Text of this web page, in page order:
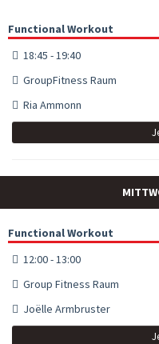
Functional Workout
18:45 - 19:40
GroupFitness Raum
Ria Ammonn
Functional Workout
12:00 - 13:00
Group Fitness Raum
Joëlle Armbruster